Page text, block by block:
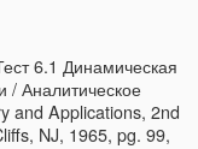
6.1 Динамическая
/ Аналитическое
and Applications, 2nd
NJ, 1965, pg. 99,